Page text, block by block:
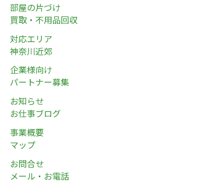
部屋の片づけ
買取・不用品回収
対応エリア
神奈川近郊
企業様向け
パートナー募集
お知らせ
お仕事ブログ
事業概要
マップ
お問合せ
メール・お電話